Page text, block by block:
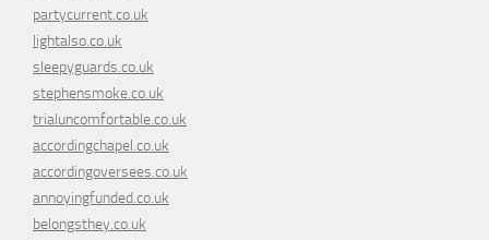
partycurrent.co.uk
lightalso.co.uk
sleepyguards.co.uk
stephensmoke.co.uk
trialuncomfortable.co.uk
accordingchapel.co.uk
accordingoversees.co.uk
annoyingfunded.co.uk
belongsthey.co.uk